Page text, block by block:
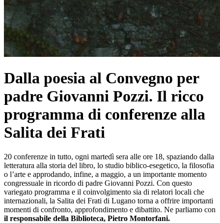
Dalla poesia al Convegno per
padre Giovanni Pozzi. Il ricco
programma di conferenze alla
Salita dei Frati
20 conferenze in tutto, ogni martedì sera alle ore 18, spaziando dalla
letteratura alla storia del libro, lo studio biblico-esegetico, la filosofia
o l’arte e approdando, infine, a maggio, a un importante momento
congressuale in ricordo di padre Giovanni Pozzi. Con questo
variegato programma e il coinvolgimento sia di relatori locali che
internazionali, la Salita dei Frati di Lugano torna a offrire importanti
momenti di confronto, approfondimento e dibattito. Ne parliamo con
il responsabile della Biblioteca, Pietro Montorfani.